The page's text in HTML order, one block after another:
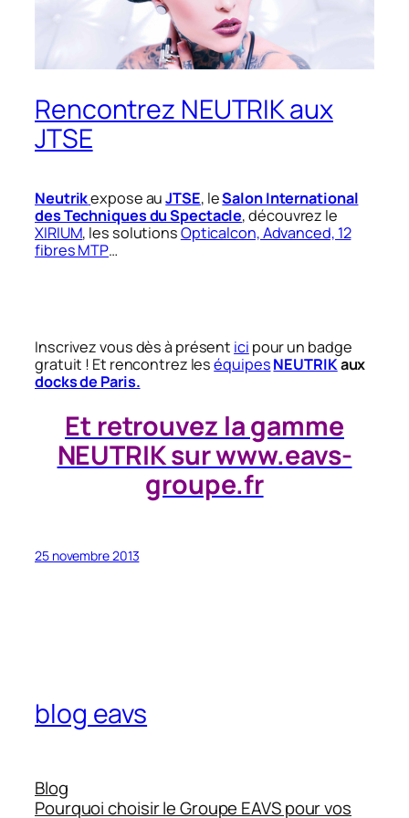
Rencontrez NEUTRIK aux
JTSE
Neutrikexpose auJTSE, leSalon International
des Techniques du Spectacle, découvrez le
XIRIUM, les solutionsOpticalcon, Advanced, 12
fibres MTP…
Inscrivez vous dès à présent ici pour un badge
gratuit ! Et rencontrez leséquipesNEUTRIKaux
docks de Paris.
Et retrouvez la gamme
NEUTRIK sur www.eavs-
groupe.fr
25 novembre 2013
blog eavs
Blog
Pourquoi choisir le Groupe EAVS pour vos